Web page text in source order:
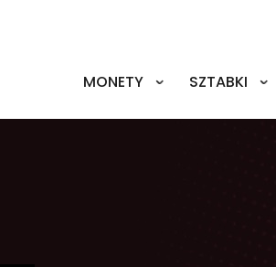
MONETY SZTABKI